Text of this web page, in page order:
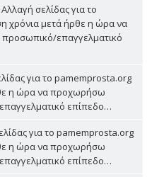
Αλλαγή σελίδας για το
χρόνια μετά ήρθε η ώρα να
επαγγελματικό
για το pamemprosta.org
η ώρα να προχωρήσω
επίπεδο…
για το pamemprosta.org
η ώρα να προχωρήσω
επίπεδο…